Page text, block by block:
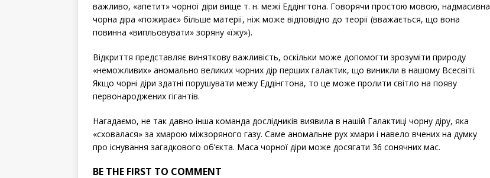
важливо, «апетит» чорної діри вище т. н. межі Еддінгтона. Говорячи простою мовою, надмасивна
чорна діра «пожирає» більше матерії, ніж може відповідно до теорії (вважається, що вона
повинна «випльовувати» зоряну «їжу»).
Відкриття представляє виняткову важливість, оскільки може допомогти зрозуміти природу
«неможливих» аномально великих чорних дір перших галактик, що виникли в нашому Всесвіті.
Якщо чорні діри здатні порушувати межу Еддінгтона, то це може пролити світло на появу
первонароджених гігантів.
Нагадаємо, не так давно інша команда дослідників виявила в нашій Галактиці чорну діру, яка
«сховалася» за хмарою міжзоряного газу. Саме аномальне рух хмари і навело вчених на думку
про існування загадкового об’єкта. Маса чорної діри може досягати 36 сонячних мас.
BE THE FIRST TO COMMENT